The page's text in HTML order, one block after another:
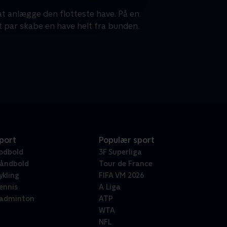
anlægge den flotteste have. På en
skabe en have helt fra bunden.
Populær sport
3F Superliga
Tour de France
FIFA VM 2026
A Liga
ATP
WTA
NFL